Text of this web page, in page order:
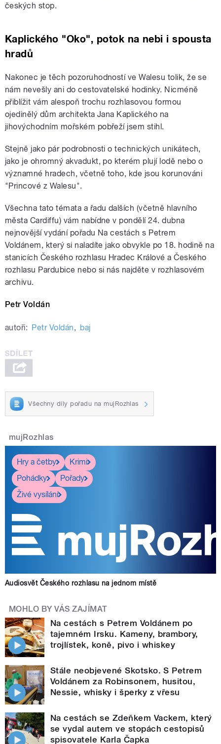
českých stop.
Kaplického "Oko", potok na nebi i spousta
hradů
Nakonec je těch pozoruhodností ve Walesu tolik, že se
nám nevešly ani do cestovatelské hodinky. Nicméně
přiblížit vám alespoň trochu rozhlasovou formou
ojedinělý dům architekta Jana Kaplického na
jihovýchodním mořském pobřeží jsem stihl.
Stejně jako pár podrobnosti o technických unikátech,
jako je ohromný akvadukt, po kterém plují lodě nebo o
významné hradech, včetně toho, kde jsou korunováni
"Princové z Walesu".
Všechna tato témata a řadu dalších (včetně hlavního
města Cardiffu) vám nabídne v pondělí 24. dubna
nejnovější vydání pořadu Na cestách s Petrem
Voldánem, který si naladíte jako obvykle po 18. hodině na
stanicích Českého rozhlasu Hradec Králové a Českého
rozhlasu Pardubice nebo si nás najděte v rozhlasovém
archivu.
Petr Voldán
autoři: Petr Voldán, baj
Všechny díly pořadu na mujRozhlas
mujRozhlas
Hry a četby
Krimi
Pohádky
Pořady
Živé vysílání
Audiosvět Českého rozhlasu na jednom místě
MOHLO BY VÁS ZAJÍMAT
Na cestách s Petrem Voldánem po
tajemném Irsku. Kameny, brambory,
trojlístek, koně, pivo i whiskey
Stále neobjevené Skotsko. S Petrem
Voldánem za Robinsonem, husitou,
Nessie, whisky i šperky z vřesu
Na cestách se Zdeňkem Vackem, který
se vydal autem ve stopách cestopisů
spisovatele Karla Čapka